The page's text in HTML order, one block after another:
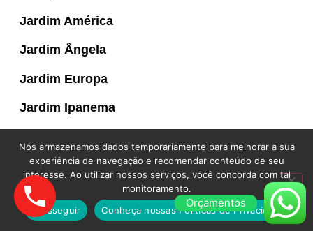
Jardim América
Jardim Ângela
Jardim Europa
Jardim Ipanema
Jardim Paulista
Jardim São Luís
Jardim Sul
Orçamentos
Nós armazenamos dados temporariamente para melhorar a sua
experiência de navegação e recomendar conteúdo de seu
interesse. Ao utilizar nossos serviços, você concorda com tal
monitoramento.
Prosseguir
Conheça nossas Políticas de Privacidade.